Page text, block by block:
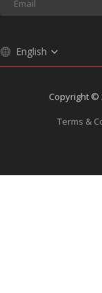
English
Copyright ©
Terms &